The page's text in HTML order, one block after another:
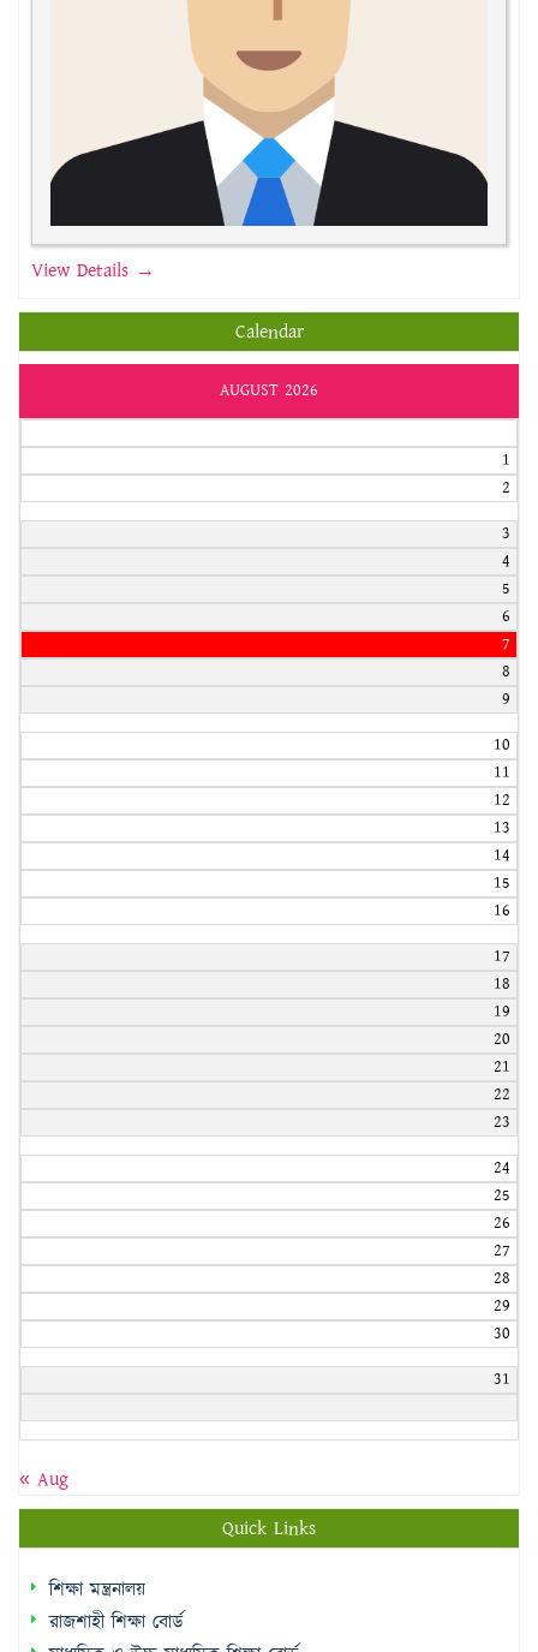
View Details →
Calendar
AUGUST 2026
1
2
3
4
5
6
7
8
9
10
11
12
13
14
15
16
17
18
19
20
21
22
23
24
25
26
27
28
29
30
31
« Aug
Quick Links
শিক্ষা মন্ত্রনালয়
রাজশাহী শিক্ষা বোর্ড